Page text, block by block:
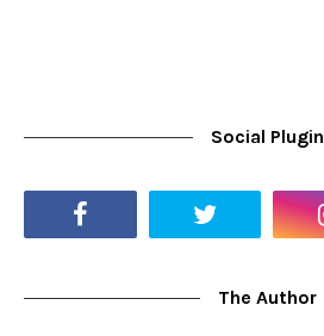
Social Plugin
The Author